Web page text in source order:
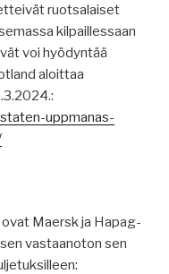
ruotsalaiset
kilpaillessaan
voi hyödyntää
aloittaa
uppmanas-
Maersk ja Hapag-
vastaanoton sen